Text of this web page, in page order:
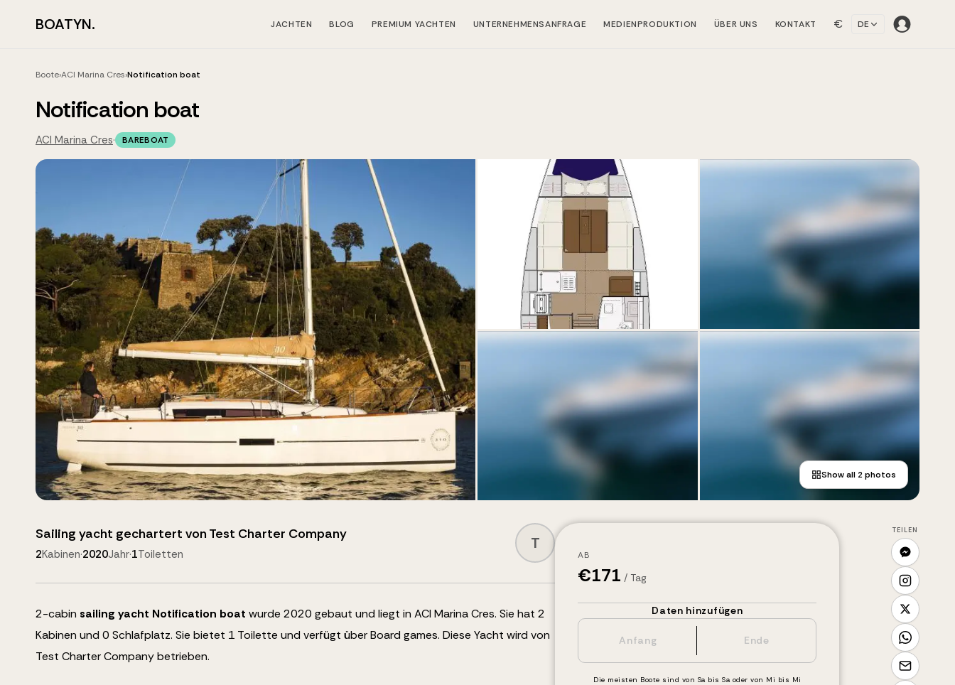
BOATYN. JACHTEN BLOG PREMIUM YACHTEN UNTERNEHMENSANFRAGE MEDIENPRODUKTION ÜBER UNS KONTAKT € DE
Boote›ACI Marina Cres›Notification boat
Notification boat
ACI Marina Cres· BAREBOAT
Show all 2photos
Sailing yacht gechartert von Test Charter Company
2Kabinen·2020Jahr·1Toiletten
T
2-cabin sailing yacht Notification boat wurde 2020 gebaut und liegt in ACI Marina Cres. Sie hat 2
Kabinen und 0 Schlafplatz. Sie bietet 1 Toilette und verfügt überBoard games. Diese Yacht wird von
Test Charter Company betrieben.
AB
€171 / Tag
Daten hinzufügen
Die meisten Boote sind von Sa bis Sa oder von Mi bis Mi
TEILEN